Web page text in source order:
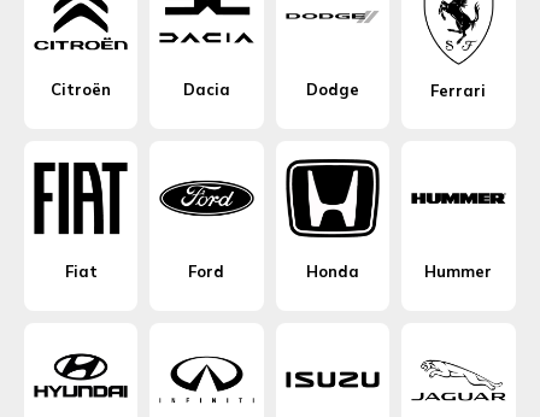
Citroën Dacia Dodge Ferrari
Fiat Ford Honda Hummer